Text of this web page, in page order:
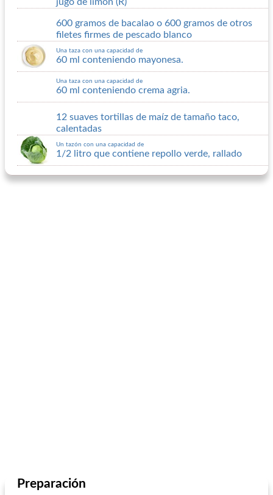
600 gramos de bacalao o 600 gramos de otros
filetes firmes de pescado blanco
Una taza con una capacidad de
60 ml conteniendo mayonesa.
Una taza con una capacidad de
60 ml conteniendo crema agria.
12 suaves tortillas de maíz de tamaño taco,
calentadas
Un tazón con una capacidad de
1/2 litro que contiene repollo verde, rallado
Preparación